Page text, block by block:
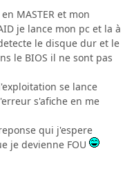
MASTER et mon
je lance mon pc et la à
le disque dur et le
le BIOS il ne sont pas
se lance
s'afiche en me
qui j'espere
je devienne FOU